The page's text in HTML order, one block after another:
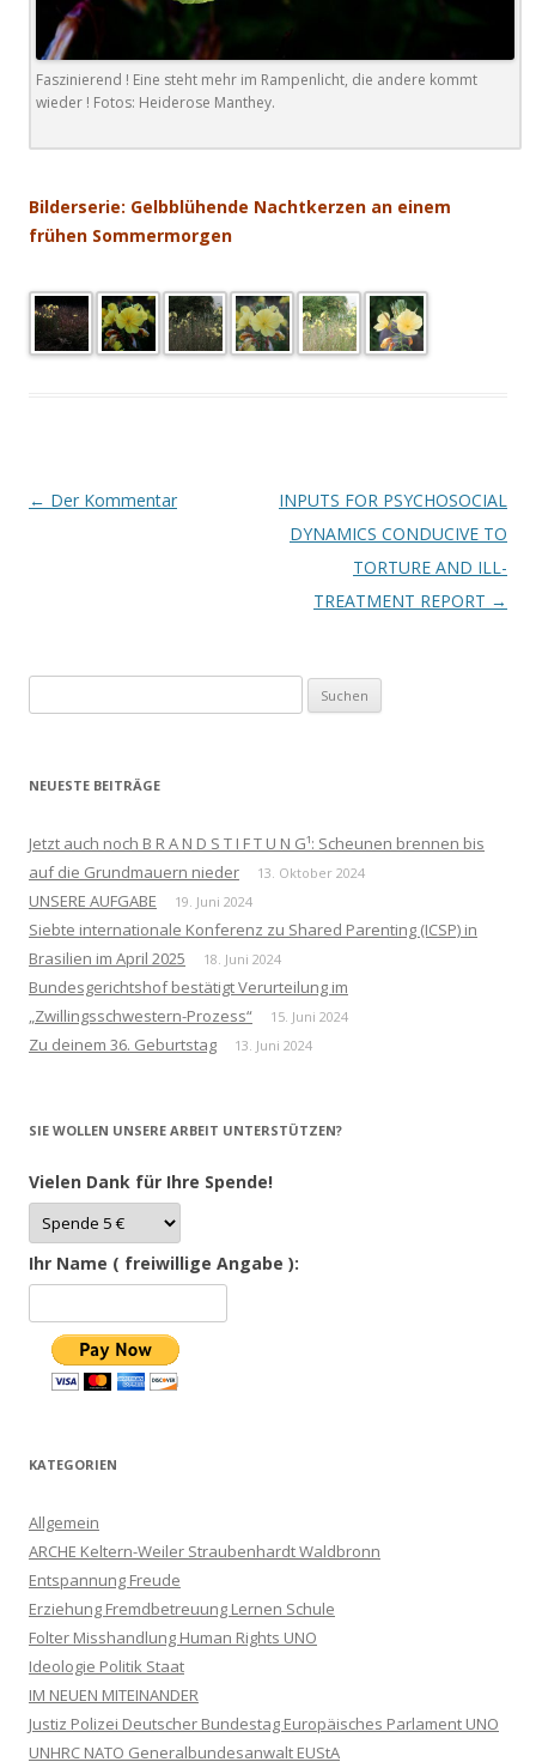
Faszinierend ! Eine steht mehr im Rampenlicht, die andere kommt
wieder ! Fotos: Heiderose Manthey.
Bilderserie: Gelbblühende Nachtkerzen an einem
frühen Sommermorgen
Beitrags-
← Der Kommentar
INPUTS FOR PSYCHOSOCIAL
DYNAMICS CONDUCIVE TO
TORTURE AND ILL-
TREATMENT REPORT →
nach:
NEUESTE BEITRÄGE
Jetzt auch noch B R A N D S T I F T U N G¹: Scheunen brennen bis
auf die Grundmauern nieder
13. Oktober 2024
UNSERE AUFGABE 19. Juni 2024
Siebte internationale Konferenz zu Shared Parenting (ICSP) in
Brasilien im April 2025
18. Juni 2024
Bundesgerichtshof bestätigt Verurteilung im
„Zwillingsschwestern-Prozess“
15. Juni 2024
Zu deinem 36. Geburtstag 13. Juni 2024
SIE WOLLEN UNSERE ARBEIT UNTERSTÜTZEN?
Vielen Dank für Ihre Spende!
Ihr Name ( freiwillige Angabe ):
KATEGORIEN
Allgemein
ARCHE Keltern-Weiler Straubenhardt Waldbronn
Entspannung Freude
Erziehung Fremdbetreuung Lernen Schule
Folter Misshandlung Human Rights UNO
Ideologie Politik Staat
IM NEUEN MITEINANDER
Justiz Polizei Deutscher Bundestag Europäisches Parlament UNO
UNHRC NATO Generalbundesanwalt EUStA